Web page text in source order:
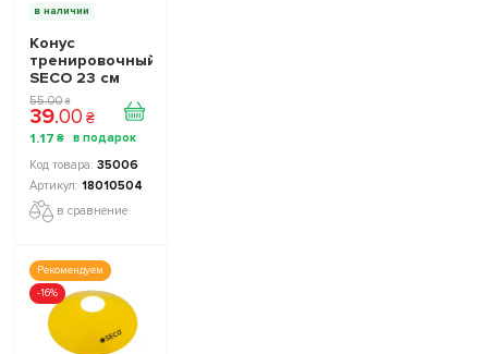
в наличии
Конус
тренировочный
SECO 23 см
цвет: желтый
55.00 ₴
39.00 ₴
1.17 ₴
35006
18010504
в сравнение
Рекомендуем
-16%